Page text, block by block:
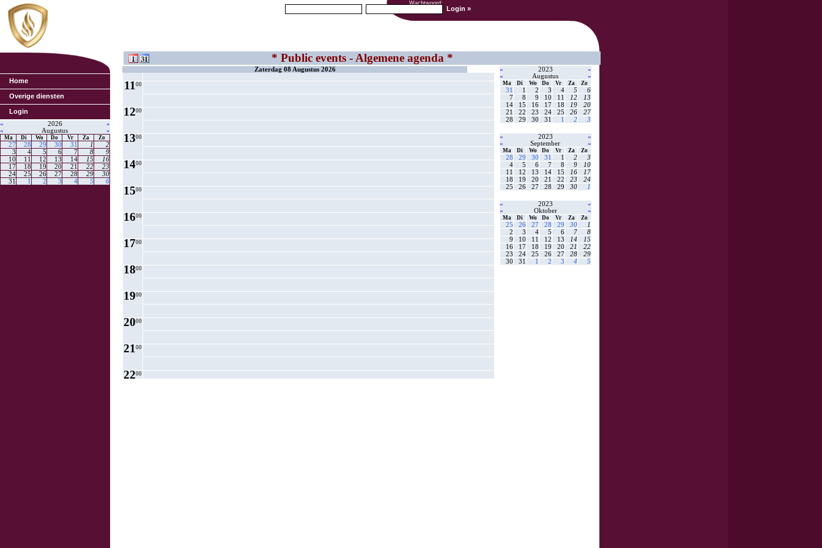
Gebruikers naam: Wachtwoord:
Login »
Home
Overige diensten
Login
« 2026
»
«
Augustus »
Ma Di Wo Do Vr Za Zo
27 28 29 30 31 1
2
3
4 5 6 7 8
9
10
11 12 13 14 15
16
17
18 19 20 21 22
23
24
25 26 27 28 29
30
31
1 2 3 4 5 6
* Public events - Algemene agenda *
Zaterdag 08 Augustus 2026
1000
1100
1200
1300
1400
1500
1600
1700
1800
1900
2000
2100
2200
« 2023
»
«
Augustus »
Ma Di Wo Do Vr Za Zo
31 1 2 3 4 5
6
7
8 9 10 11 12
13
14
15 16 17 18 19
20
21
22 23 24 25 26
27
28
29 30 31 1 2 3
« 2023
»
«
September »
Ma Di Wo Do Vr Za Zo
28 29 30 31 1 2
3
4
5 6 7 8 9
10
11
12 13 14 15 16
17
18
19 20 21 22 23
24
25
26 27 28 29 30 1
« 2023
»
«
Oktober »
Ma Di Wo Do Vr Za Zo
25 26 27 28 29 30
1
2
3 4 5 6 7
8
9
10 11 12 13 14
15
16
17 18 19 20 21
22
23
24 25 26 27 28
29
30
31 1 2 3 4 5